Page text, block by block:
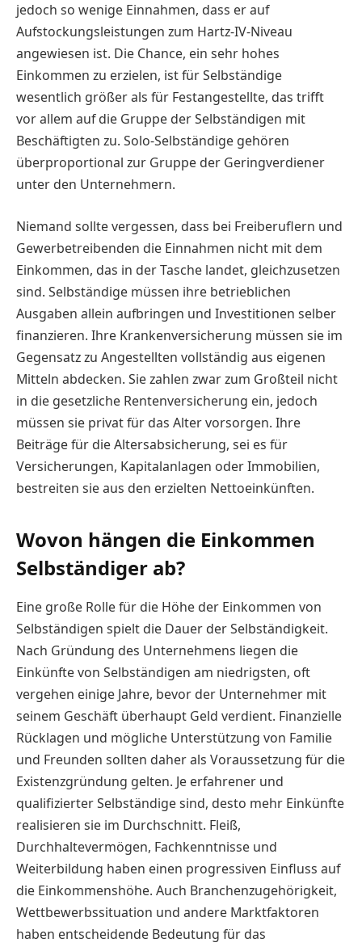
jedoch so wenige Einnahmen, dass er auf
Aufstockungsleistungen zum Hartz-IV-Niveau
angewiesen ist. Die Chance, ein sehr hohes
Einkommen zu erzielen, ist für Selbständige
wesentlich größer als für Festangestellte, das trifft
vor allem auf die Gruppe der Selbständigen mit
Beschäftigten zu. Solo-Selbständige gehören
überproportional zur Gruppe der Geringverdiener
unter den Unternehmern.
Niemand sollte vergessen, dass bei Freiberuflern und
Gewerbetreibenden die Einnahmen nicht mit dem
Einkommen, das in der Tasche landet, gleichzusetzen
sind. Selbständige müssen ihre betrieblichen
Ausgaben allein aufbringen und Investitionen selber
finanzieren. Ihre Krankenversicherung müssen sie im
Gegensatz zu Angestellten vollständig aus eigenen
Mitteln abdecken. Sie zahlen zwar zum Großteil nicht
in die gesetzliche Rentenversicherung ein, jedoch
müssen sie privat für das Alter vorsorgen. Ihre
Beiträge für die Altersabsicherung, sei es für
Versicherungen, Kapitalanlagen oder Immobilien,
bestreiten sie aus den erzielten Nettoeinkünften.
Wovon hängen die Einkommen
Selbständiger ab?
Eine große Rolle für die Höhe der Einkommen von
Selbständigen spielt die Dauer der Selbständigkeit.
Nach Gründung des Unternehmens liegen die
Einkünfte von Selbständigen am niedrigsten, oft
vergehen einige Jahre, bevor der Unternehmer mit
seinem Geschäft überhaupt Geld verdient. Finanzielle
Rücklagen und mögliche Unterstützung von Familie
und Freunden sollten daher als Voraussetzung für die
Existenzgründung gelten. Je erfahrener und
qualifizierter Selbständige sind, desto mehr Einkünfte
realisieren sie im Durchschnitt. Fleiß,
Durchhaltevermögen, Fachkenntnisse und
Weiterbildung haben einen progressiven Einfluss auf
die Einkommenshöhe. Auch Branchenzugehörigkeit,
Wettbewerbssituation und andere Marktfaktoren
haben entscheidende Bedeutung für das